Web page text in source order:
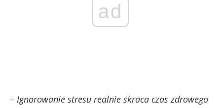
ad
– Ignorowanie stresu realnie skraca czas zdrowego